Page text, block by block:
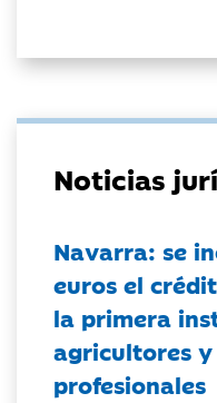
Noticias
Navarra: se
euros el
la primera
agricultores
profesionales